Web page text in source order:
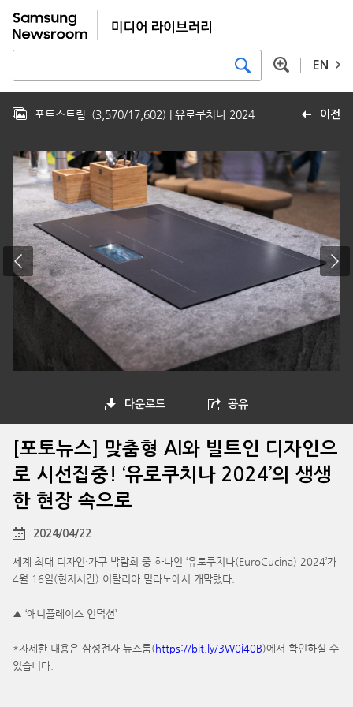
EN
이전
포토스트림 (3,570/17,602) | 유로쿠치나 2024
다운로드 공유
[포토뉴스] 맞춤형 AI와 빌트인 디자인으
로 시선집중! ‘유로쿠치나 2024’의 생생
한 현장 속으로
2024/04/22
세계 최대 디자인·가구 박람회 중 하나인 ‘유로쿠치나(EuroCucina) 2024’가
4월 16일(현지시간) 이탈리아 밀라노에서 개막했다.
▲ ‘애니플레이스 인덕션’
*자세한 내용은 삼성전자 뉴스룸(https://bit.ly/3W0i40B)에서 확인하실 수
있습니다.